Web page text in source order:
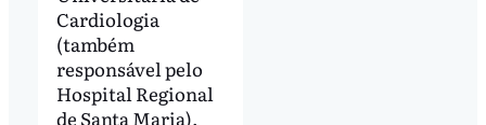
Cardiologia
(também
responsável pelo
Hospital Regional
de Santa Maria),